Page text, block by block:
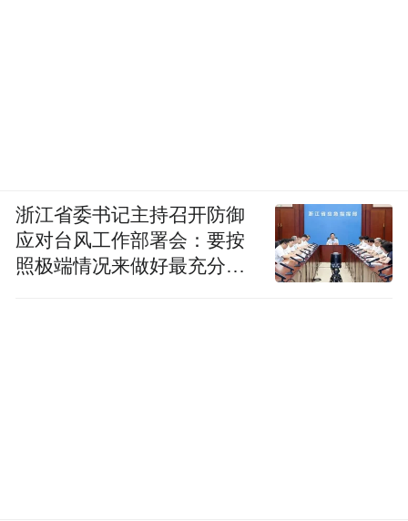
浙江省委书记主持召开防御
应对台风工作部署会：要按
照极端情况来做好最充分的